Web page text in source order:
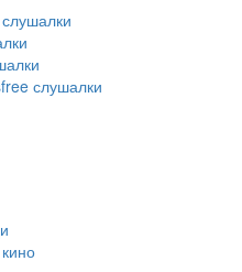
слушалки